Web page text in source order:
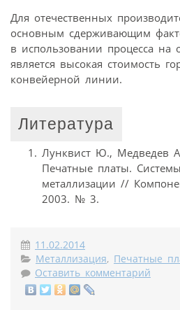
Для отечественных
основным сдерживающим
в использовании процесса на
является высокая стоимость
конвейерной линии.
Литература
Лунквист Ю., Медведев
Печатные платы.
металлизации //
2003. № 3.
11.02.2014
Металлизация, Печатные
Оставить комментарий